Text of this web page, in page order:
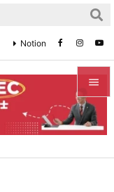


メニュ
Notion